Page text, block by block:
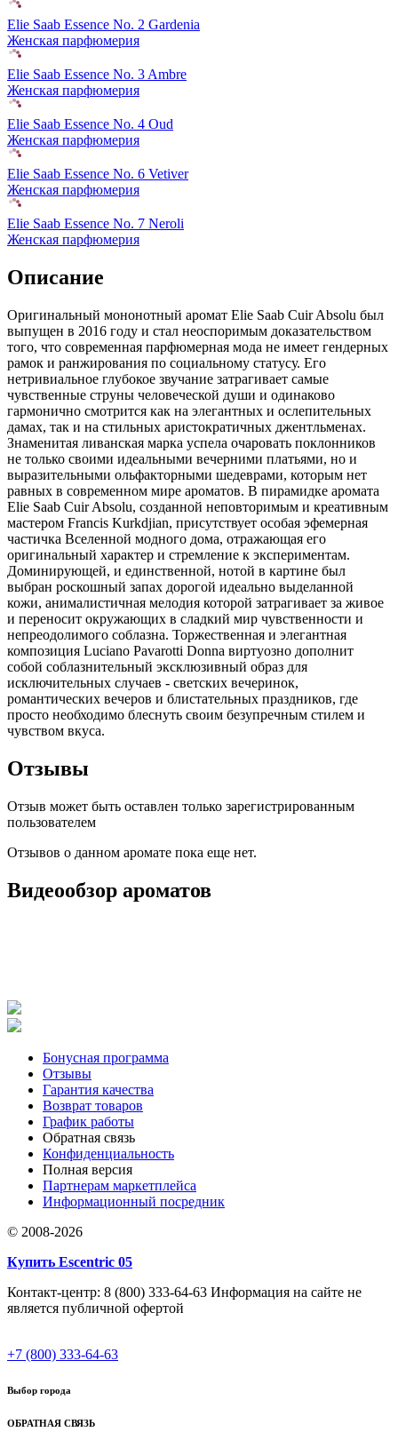
Elie Saab Essence No. 2 Gardenia
Женская парфюмерия
Elie Saab Essence No. 3 Ambre
Женская парфюмерия
Elie Saab Essence No. 4 Oud
Женская парфюмерия
Elie Saab Essence No. 6 Vetiver
Женская парфюмерия
Elie Saab Essence No. 7 Neroli
Женская парфюмерия
Описание
Оригинальный мононотный аромат Elie Saab Cuir Absolu был
выпущен в 2016 году и стал неоспоримым доказательством
того, что современная парфюмерная мода не имеет гендерных
рамок и ранжирования по социальному статусу. Его
нетривиальное глубокое звучание затрагивает самые
чувственные струны человеческой души и одинаково
гармонично смотрится как на элегантных и ослепительных
дамах, так и на стильных аристократичных джентльменах.
Знаменитая ливанская марка успела очаровать поклонников
не только своими идеальными вечерними платьями, но и
выразительными ольфакторными шедеврами, которым нет
равных в современном мире ароматов. В пирамидке аромата
Elie Saab Cuir Absolu, созданной неповторимым и креативным
мастером Francis Kurkdjian, присутствует особая эфемерная
частичка Вселенной модного дома, отражающая его
оригинальный характер и стремление к экспериментам.
Доминирующей, и единственной, нотой в картине был
выбран роскошный запах дорогой идеально выделанной
кожи, анималистичная мелодия которой затрагивает за живое
и переносит окружающих в сладкий мир чувственности и
непреодолимого соблазна. Торжественная и элегантная
композиция Luciano Pavarotti Donna виртуозно дополнит
собой соблазнительный эксклюзивный образ для
исключительных случаев - светских вечеринок,
романтических вечеров и блистательных праздников, где
просто необходимо блеснуть своим безупречным стилем и
чувством вкуса.
Отзывы
Отзыв может быть оставлен только зарегистрированным
пользователем
Отзывов о данном аромате пока еще нет.
Видеообзор ароматов
Бонусная программа
Отзывы
Гарантия качества
Возврат товаров
График работы
Обратная связь
Конфиденциальность
Полная версия
Партнерам маркетплейса
Информационный посредник
© 2008-2026
Купить Escentric 05
Контакт-центр: 8 (800) 333-64-63 Информация на сайте не
является публичной офертой
+7 (800) 333-64-63
Выбор города
ОБРАТНАЯ СВЯЗЬ